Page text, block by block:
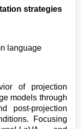
strategies
language
of projection
models through
post-projection
Focusing